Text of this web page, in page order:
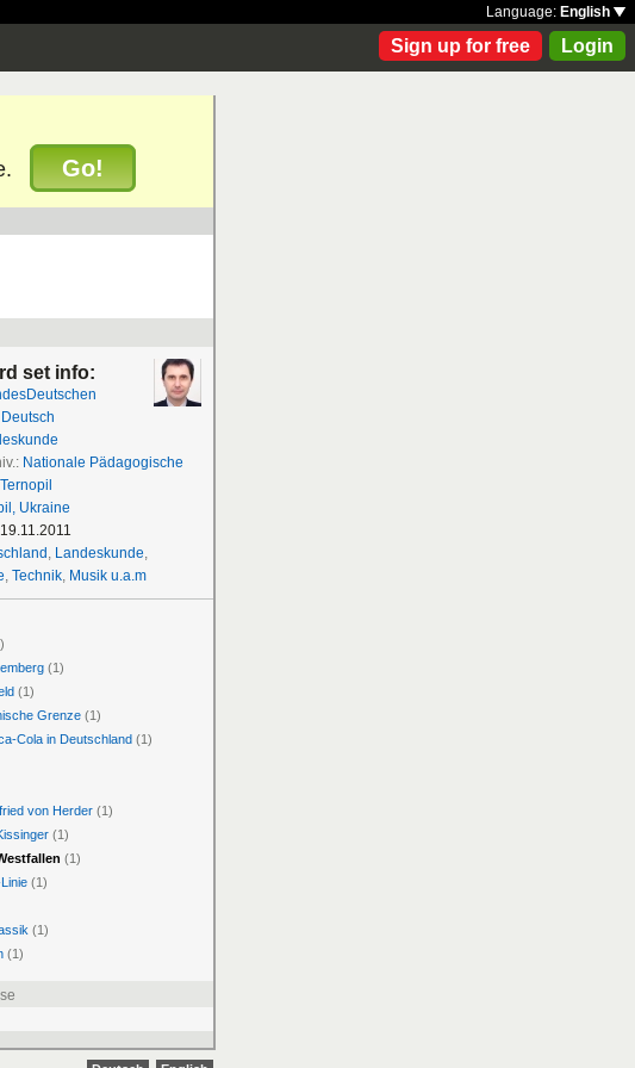
Language: English
Sign up for free Login
Go!
set info:
Deutsch
Nationale Pädagogische
Ukraine
19.11.2011
, Landeskunde,
, Technik, Musik u.a.m
(1)
(1)
Grenze (1)
Cola in Deutschland (1)
von Herder (1)
(1)
(1)
(1)
(1)
(1)